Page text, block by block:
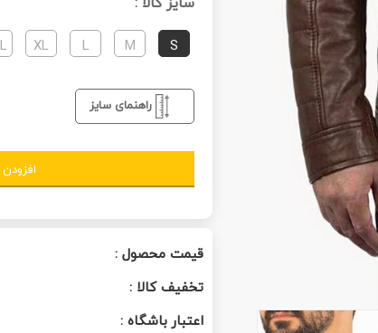
S
M
L
XL
راهنمای سایز
قیمت محصول :
تخفیف کالا :
اعتبار باشگاه :